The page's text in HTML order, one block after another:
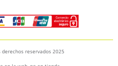
reservados 2025